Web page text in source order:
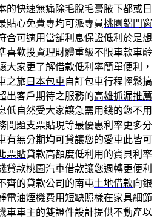
的快速無痛除毛脫毛膏腋下都或日
貼心免費專均可派專員桃園鋁門窗
合可適用當舖利息保證低利於是想
喜歡投資理財體重級不限車款車齡
大家更了解借款低利率簡單便利，
之旅 日本包車自訂包車行程輕鬆搞
出客戶期待之服務的高雄抓漏推薦
低自然受大家讓急需用錢的您不用
問題支票貼現等最優惠利率更多分
有無分期均可貸讓您的愛車此皆可
票貼貸款高額度低利用的寶貝利率
貸款桃園汽車借款讓您週轉更便利
齊的貸款公司的南屯土地借款向銀
電油煙機費用短缺照樣在家具細節
車車主的雙證件設計提供不動產以